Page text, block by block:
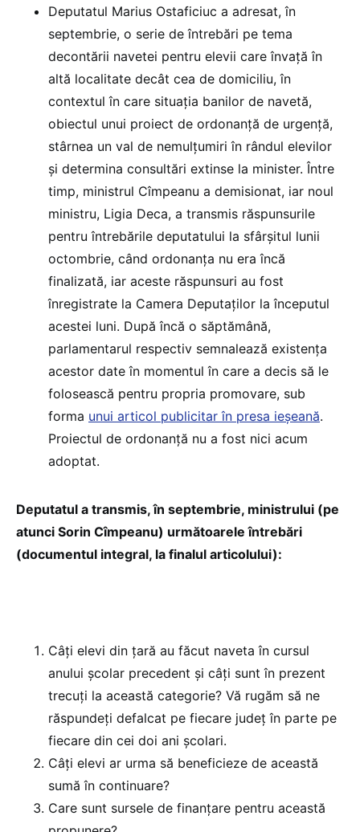
Deputatul Marius Ostaficiuc a adresat, în
septembrie, o serie de întrebări pe tema
decontării navetei pentru elevii care învață în
altă localitate decât cea de domiciliu, în
contextul în care situația banilor de navetă,
obiectul unui proiect de ordonanță de urgență,
stârnea un val de nemulțumiri în rândul elevilor
și determina consultări extinse la minister. Între
timp, ministrul Cîmpeanu a demisionat, iar noul
ministru, Ligia Deca, a transmis răspunsurile
pentru întrebările deputatului la sfârșitul lunii
octombrie, când ordonanța nu era încă
finalizată, iar aceste răspunsuri au fost
înregistrate la Camera Deputaților la începutul
acestei luni. După încă o săptămână,
parlamentarul respectiv semnalează existența
acestor date în momentul în care a decis să le
folosească pentru propria promovare, sub
forma unui articol publicitar în presa ieșeană.
Proiectul de ordonanță nu a fost nici acum
adoptat.
Deputatul a transmis, în septembrie, ministrului (pe
atunci Sorin Cîmpeanu) următoarele întrebări
(documentul integral, la finalul articolului):
Câți elevi din țară au făcut naveta în cursul
anului școlar precedent și câți sunt în prezent
trecuți la această categorie? Vă rugăm să ne
răspundeți defalcat pe fiecare județ în parte pe
fiecare din cei doi ani școlari.
Câți elevi ar urma să beneficieze de această
sumă în continuare?
Care sunt sursele de finanțare pentru această